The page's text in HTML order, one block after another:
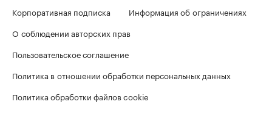
Корпоративная подписка
Информация об ограничениях
О соблюдении авторских прав
Пользовательское соглашение
Политика в отношении обработки персональных данных
Политика обработки файлов cookie